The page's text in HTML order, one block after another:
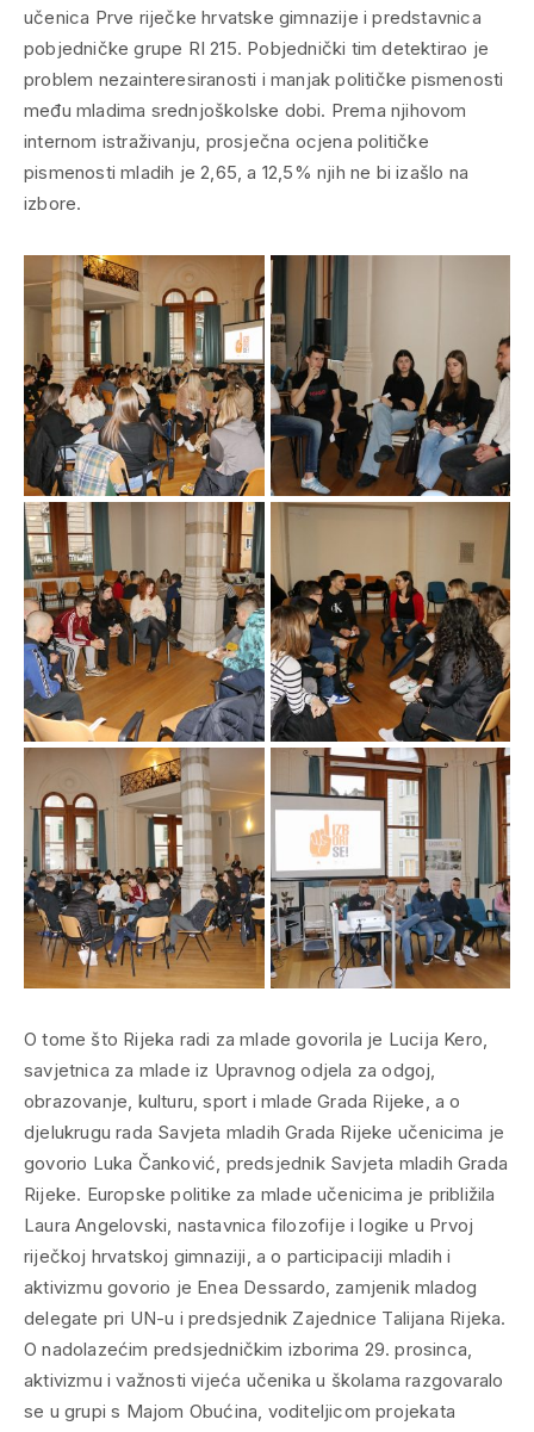
učenica Prve riječke hrvatske gimnazije i predstavnica
pobjedničke grupe RI 215. Pobjednički tim detektirao je
problem nezainteresiranosti i manjak političke pismenosti
među mladima srednjoškolske dobi. Prema njihovom
internom istraživanju, prosječna ocjena političke
pismenosti mladih je 2,65, a 12,5% njih ne bi izašlo na
izbore.
O tome što Rijeka radi za mlade govorila je Lucija Kero,
savjetnica za mlade iz Upravnog odjela za odgoj,
obrazovanje, kulturu, sport i mlade Grada Rijeke, a o
djelukrugu rada Savjeta mladih Grada Rijeke učenicima je
govorio Luka Čanković, predsjednik Savjeta mladih Grada
Rijeke. Europske politike za mlade učenicima je približila
Laura Angelovski, nastavnica filozofije i logike u Prvoj
riječkoj hrvatskoj gimnaziji, a o participaciji mladih i
aktivizmu govorio je Enea Dessardo, zamjenik mladog
delegate pri UN-u i predsjednik Zajednice Talijana Rijeka.
O nadolazećim predsjedničkim izborima 29. prosinca,
aktivizmu i važnosti vijeća učenika u školama razgovaralo
se u grupi s Majom Obućina, voditeljicom projekata